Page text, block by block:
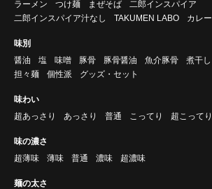
ラーメン
つけ麺 まぜそば
二郎インスパイア
二郎インスパイア汁なし
TAKUMEN LABO カレー
味別
醤油
塩 味噌 豚骨 豚骨醤油 魚介豚骨 煮干し
担々麺
個性派 グッズ・セット
味わい
超あっさり
あっさり 普通 こってり 超こってり
味の濃さ
超薄味
薄味 普通 濃味 超濃味
麺の太さ